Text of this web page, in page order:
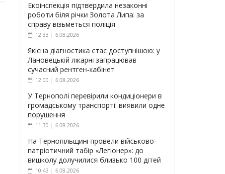
Екоінспекція підтвердила незаконні
роботи біля річки Золота Липа: за
справу візьметься поліція
12:33 | 6.08.2026
Якісна діагностика стає доступнішою: у
Лановецькій лікарні запрацював
сучасний рентген-кабінет
12:00 | 6.08.2026
У Тернополі перевірили кондиціонери в
громадському транспорті: виявили одне
порушення
11:30 | 6.08.2026
На Тернопільщині провели військово-
патріотичний табір «Легіонер»: до
вишколу долучилися близько 100 дітей
10:43 | 6.08.2026